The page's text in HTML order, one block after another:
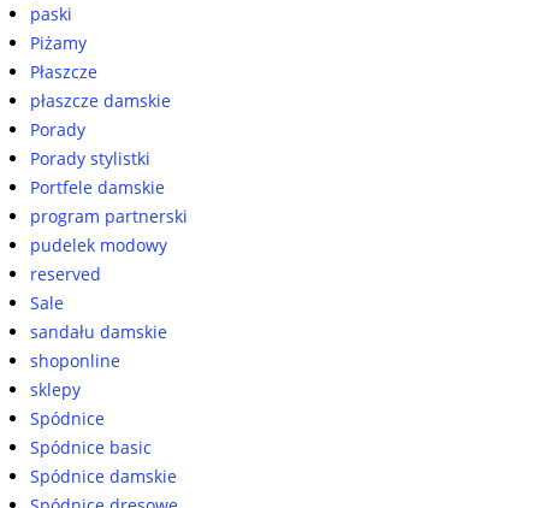
paski
Piżamy
Płaszcze
płaszcze damskie
Porady
Porady stylistki
Portfele damskie
program partnerski
pudelek modowy
reserved
Sale
sandału damskie
shoponline
sklepy
Spódnice
Spódnice basic
Spódnice damskie